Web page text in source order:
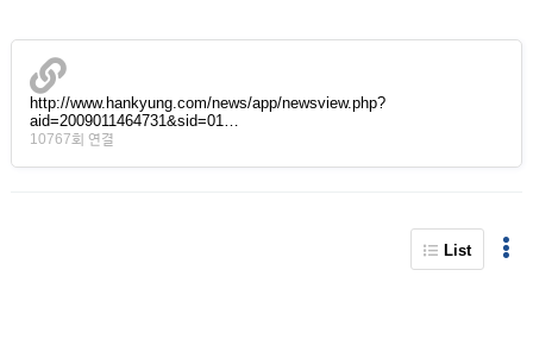
http://www.hankyung.com/news/app/newsview.php?
aid=2009011464731&sid=01…
10767회 연결
List